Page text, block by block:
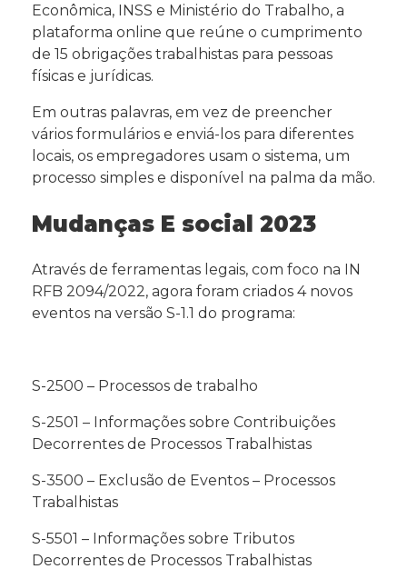
Econômica, INSS e Ministério do Trabalho, a
plataforma online que reúne o cumprimento
de 15 obrigações trabalhistas para pessoas
físicas e jurídicas.
Em outras palavras, em vez de preencher
vários formulários e enviá-los para diferentes
locais, os empregadores usam o sistema, um
processo simples e disponível na palma da mão.
Mudanças E social 2023
Através de ferramentas legais, com foco na IN
RFB 2094/2022, agora foram criados 4 novos
eventos na versão S-1.1 do programa:
S-2500 – Processos de trabalho
S-2501 – Informações sobre Contribuições
Decorrentes de Processos Trabalhistas
S-3500 – Exclusão de Eventos – Processos
Trabalhistas
S-5501 – Informações sobre Tributos
Decorrentes de Processos Trabalhistas